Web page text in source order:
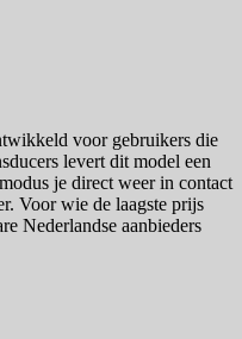
voor gebruikers die
levert dit model een
je direct weer in contact
Voor wie de laagste prijs
Nederlandse aanbieders